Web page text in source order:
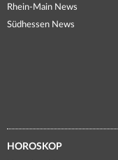
Rhein-Main News
Südhessen News
HOROSKOP